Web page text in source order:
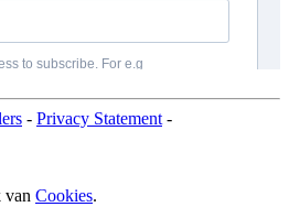
- Privacy Statement -
van Cookies.